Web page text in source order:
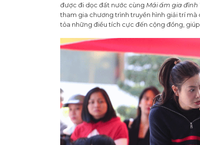
được đi dọc đất nước cùng Mái ấm gia đình
tham gia chương trình truyền hình giải trí
tỏa những điều tích cực đến cộng đồng,